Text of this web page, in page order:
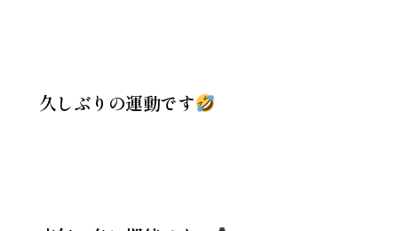
久しぶりの運動です